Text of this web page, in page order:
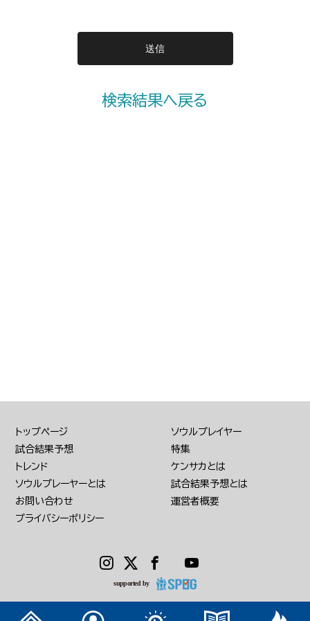
検索結果へ戻る
トップページ
ソウルプレイヤー
試合結果予想
特集
トレンド
ケンサカとは
ソウルプレーヤーとは
試合結果予想とは
お問い合わせ
運営者概要
プライバシーポリシー